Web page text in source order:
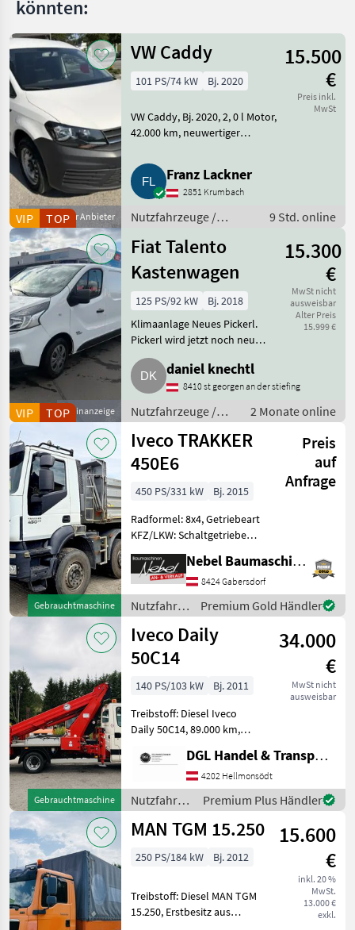
könnten:
Gewerblicher Anbieter
VIP TOP
VW Caddy
15.500
€
Preis inkl.
MwSt
101 PS/74 kW Bj. 2020
VW Caddy, Bj. 2020, 2, 0 l Motor,
42.000 km, neuwertiger
Lastwagen (LKW)
Franz Lackner
2851 Krumbach
Nutzfahrzeuge /
9 Std. online
Kleinanzeige
VIP TOP
Fiat Talento
Kastenwagen
15.300
€
MwSt nicht
ausweisbar
Alter Preis
15.999 €
125 PS/92 kW
Bj. 2018
Klimaanlage Neues Pickerl.
Pickerl wird jetzt noch neu
gemacht. Ab Ende Juni
abzugeben (in dringenden
Fällen auch früher). Fiat Talento
daniel knechtl
8410 st georgen an der stiefing
Nutzfahrzeuge /
Lastwagen (LKW)
2 Monate online
Gebrauchtmaschine
Iveco TRAKKER
450E6
Preis
auf
Anfrage
450 PS/331 kW
Bj. 2015
Radformel: 8x4, Getriebeart
KFZ/LKW: Schaltgetriebe
MEILLER, Pickerl bis
Nov.2026 Nutzfahrzeuge
Lastwagen (LKW)
Nebel Baumaschinen
8424 Gabersdorf
Nutzfahrzeuge
/ Iveco
Premium Gold Händler
Gebrauchtmaschine
Iveco Daily
50C14
34.000
€
MwSt nicht
ausweisbar
140 PS/103 kW
Bj. 2011
Treibstoff: Diesel Iveco
Daily 50C14, 89.000 km,
aus Staatsbetrieb, Diesel,
TB270, 27 m Reichweite!!!
se
DGL Handel & Transporte
4202 Hellmonsödt
Nutzfahrzeuge
/ Iveco
Premium Plus Händler
MAN TGM 15.250
15.600
€
inkl. 20 %
MwSt.
13.000 €
exkl.
250 PS/184 kW Bj. 2012
Treibstoff: Diesel MAN TGM
15.250, Erstbesitz aus